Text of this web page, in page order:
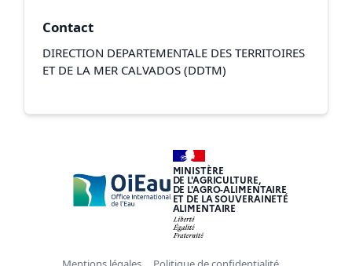
Contact
DIRECTION DEPARTEMENTALE DES TERRITOIRES
ET DE LA MER CALVADOS (DDTM)
MINISTÈRE
DE L'AGRICULTURE,
DE L'AGRO-ALIMENTAIRE
ET DE LA SOUVERAINETÉ
ALIMENTAIRE